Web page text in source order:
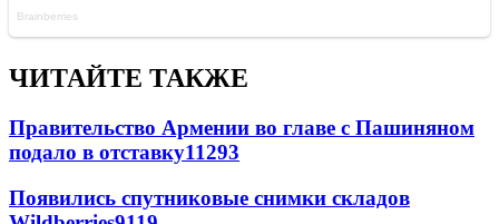
ЧИТАЙТЕ ТАКЖЕ
Правительство Армении во главе с Пашиняном
подало в отставку11293
Появились спутниковые снимки складов